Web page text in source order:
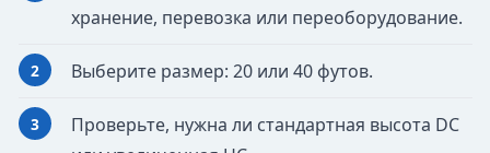
хранение, перевозка или переоборудование.
Выберите размер: 20 или 40 футов.
Проверьте, нужна ли стандартная высота DC